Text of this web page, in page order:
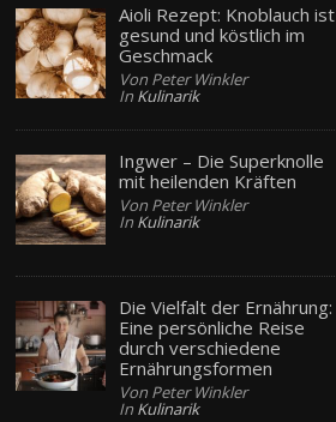
Aioli Rezept: Knoblauch ist
gesund und köstlich im
Geschmack
Von Peter Winkler
In Kulinarik
Ingwer – Die Superknolle
mit heilenden Kräften
Von Peter Winkler
In Kulinarik
Die Vielfalt der Ernährung:
Eine persönliche Reise
durch verschiedene
Ernährungsformen
Von Peter Winkler
In Kulinarik